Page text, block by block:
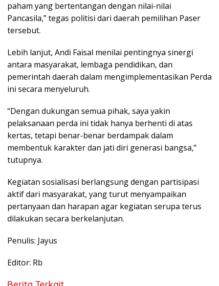
paham yang bertentangan dengan nilai-nilai
Pancasila,” tegas politisi dari daerah pemilihan Paser
tersebut.
Lebih lanjut, Andi Faisal menilai pentingnya sinergi
antara masyarakat, lembaga pendidikan, dan
pemerintah daerah dalam mengimplementasikan Perda
ini secara menyeluruh.
“Dengan dukungan semua pihak, saya yakin
pelaksanaan perda ini tidak hanya berhenti di atas
kertas, tetapi benar-benar berdampak dalam
membentuk karakter dan jati diri generasi bangsa,”
tutupnya.
Kegiatan sosialisasi berlangsung dengan partisipasi
aktif dari masyarakat, yang turut menyampaikan
pertanyaan dan harapan agar kegiatan serupa terus
dilakukan secara berkelanjutan.
Penulis: Jayus
Editor: Rb